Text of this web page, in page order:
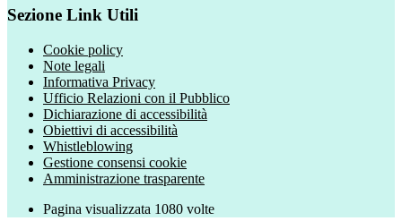
Sezione Link Utili
Cookie policy
Note legali
Informativa Privacy
Ufficio Relazioni con il Pubblico
Dichiarazione di accessibilità
Obiettivi di accessibilità
Whistleblowing
Gestione consensi cookie
Amministrazione trasparente
Pagina visualizzata 1080 volte